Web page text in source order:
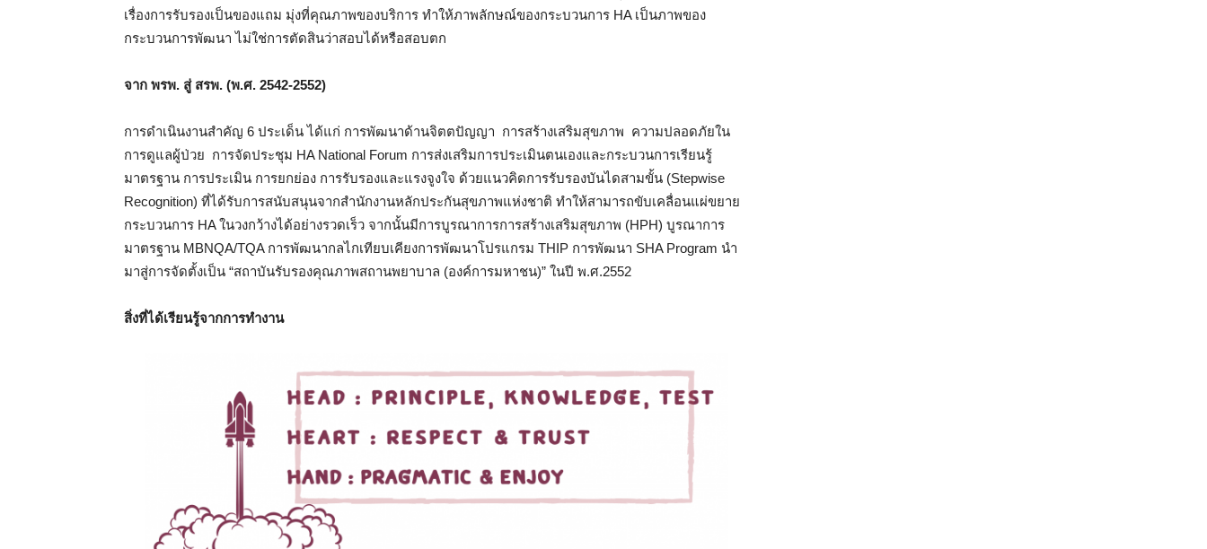
เรื่องการรับรองเป็นของแถม มุ่งที่คุณภาพของบริการ ทำให้ภาพลักษณ์ของกระบวนการ HA เป็นภาพของ
กระบวนการพัฒนา ไม่ใช่การตัดสินว่าสอบได้หรือสอบตก
จาก พรพ. สู่ สรพ. (พ.ศ. 2542-2552)
การดำเนินงานสำคัญ 6 ประเด็น ได้แก่ การพัฒนาด้านจิตตปัญญา การสร้างเสริมสุขภาพ ความปลอดภัยใน
การดูแลผู้ป่วย การจัดประชุม HA National Forum การส่งเสริมการประเมินตนเองและกระบวนการเรียนรู้
มาตรฐาน การประเมิน การยกย่อง การรับรองและแรงจูงใจ ด้วยแนวคิดการรับรองบันไดสามขั้น (Stepwise
Recognition) ที่ได้รับการสนับสนุนจากสำนักงานหลักประกันสุขภาพแห่งชาติ ทำให้สามารถขับเคลื่อนแผ่ขยาย
กระบวนการ HA ในวงกว้างได้อย่างรวดเร็ว จากนั้นมีการบูรณาการการสร้างเสริมสุขภาพ (HPH) บูรณาการ
มาตรฐาน MBNQA/TQA การพัฒนากลไกเทียบเคียงการพัฒนาโปรแกรม THIP การพัฒนา SHA Program นำ
มาสู่การจัดตั้งเป็น “สถาบันรับรองคุณภาพสถานพยาบาล (องค์การมหาชน)” ในปี พ.ศ.2552
สิ่งที่ได้เรียนรู้จากการทำงาน